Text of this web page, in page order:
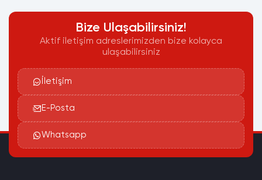
Bize Ulaşabilirsiniz!
Aktif iletişim adreslerimizden bize kolayca
ulaşabilirsiniz
İletişim
E-Posta
Whatsapp